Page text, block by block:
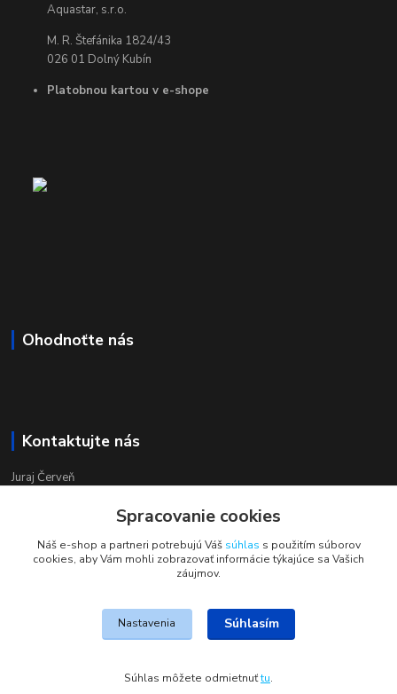
Aquastar, s.r.o.
M. R. Štefánika 1824/43
026 01 Dolný Kubín
Platobnou kartou v e-shope
Ohodnoťte nás
Kontaktujte nás
Juraj Červeň
pondelok-piatok 8:00 - 16:00
obchod@aquastar.sk
JohnS
Spracovanie cookies
Náš e-shop a partneri potrebujú Váš súhlas s použitím súborov
cookies, aby Vám mohli zobrazovať informácie týkajúce sa Vašich
záujmov.
Nastavenia Súhlasím
Súhlas môžete odmietnuťtu.